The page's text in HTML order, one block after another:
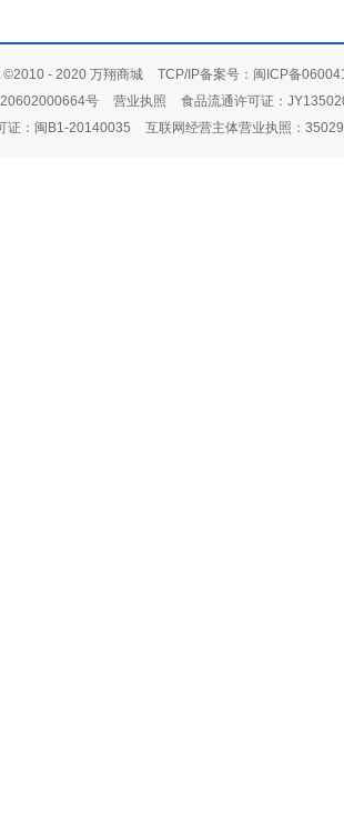
©2010 - 2020 万翔商城
TCP/IP备案号：闽ICP备
号
营业执照
食品流通许可证：
证：闽B1-20140035
互联网经营主体营业执照：